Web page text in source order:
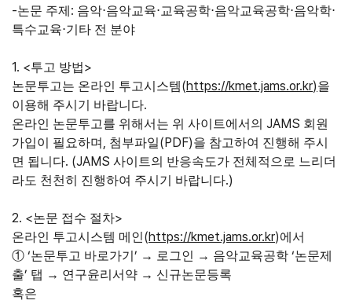
-논문 주제 : 음악⋅음악교육⋅교육공학⋅음악교육공학⋅음악학⋅
특수교육⋅기타 전 분야
1. <투고 방법>
논문투고는 온라인 투고시스템(https://kmet.jams.or.kr)을
이용해 주시기 바랍니다.
온라인 논문투고를 위해서는 위 사이트에서의 JAMS 회원
가입이 필요하며 , 첨부파일(PDF)을 참고하여 진행해 주시
면 됩니다. (JAMS 사이트의 반응속도가 전체적으로 느리더
라도 천천히 진행하여 주시기 바랍니다.)
2. <논문 접수 절차>
온라인 투고시스템 메인(https://kmet.jams.or.kr)에서
① ‘논문투고 바로가기 ’ → 로그인 → 음악교육공학 ‘논문제
출’ 탭 → 연구윤리서약 → 신규논문등록
혹은